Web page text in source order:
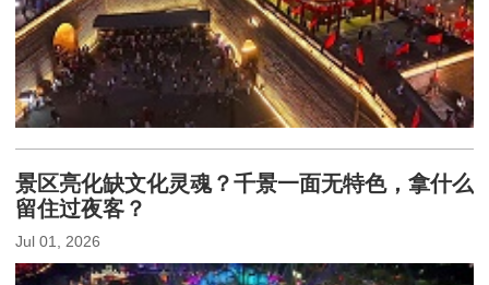
景区亮化缺文化灵魂？千景一面无特色，拿什么
留住过夜客？
Jul 01, 2026